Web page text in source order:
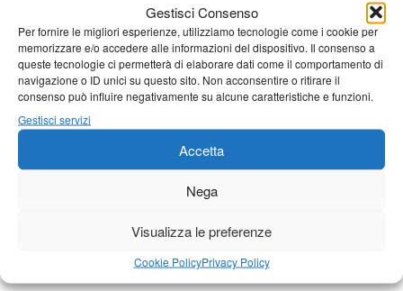
Gestisci Consenso
Per fornire le migliori esperienze, utilizziamo tecnologie come i cookie per
memorizzare e/o accedere alle informazioni del dispositivo. Il consenso a
queste tecnologie ci permetterà di elaborare dati come il comportamento di
navigazione o ID unici su questo sito. Non acconsentire o ritirare il
consenso può influire negativamente su alcune caratteristiche e funzioni.
Gestisci servizi
Accetta
Nega
Visualizza le preferenze
Cookie PolicyPrivacy Policy
Venerdì Sabato
Borgo a Mozzano
24°C|37°C 21°C|36°C 22°C|36°C
Barga
24°C|34°C 21°C|34°C 22°C|34°C
24°C|34°C